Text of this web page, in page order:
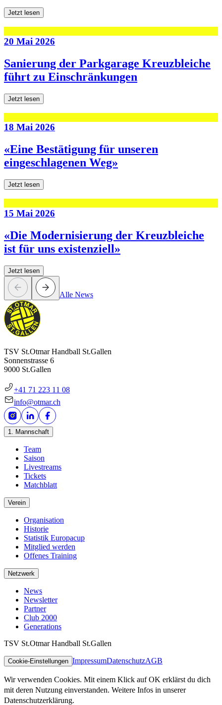
Jetzt lesen
20 Mai 2026
Sanierung der Parkgarage Kreuzbleiche
führt zu Einschränkungen
Jetzt lesen
18 Mai 2026
«Eine Bestätigung für unseren
eingeschlagenen Weg»
Jetzt lesen
15 Mai 2026
«Die Modernisierung der Kreuzbleiche
ist für uns existenziell»
Jetzt lesen
Alle News
TSV St.Otmar Handball St.Gallen
Sonnenstrasse 6
9000 St.Gallen
+41 71 223 11 08
info@otmar.ch
1. Mannschaft
Team
Saison
Livestreams
Tickets
Matchblatt
Verein
Organisation
Historie
Statistik Europacup
Mitglied werden
Offenes Training
Netzwerk
News
Newsletter
Partner
Club 2000
Generations
TSV St.Otmar Handball St.Gallen
Cookie-Einstellungen ImpressumDatenschutzAGB
Wir verwenden Cookies. Mit einem Klick auf OK erklärst du dich
mit deren Nutzung einverstanden. Weitere Infos in unserer
Datenschutzerklärung.